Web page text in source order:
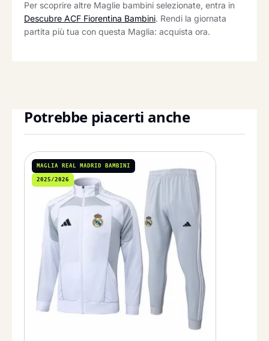
Per scoprire altre Maglie bambini selezionate, entra in
Descubre ACF Fiorentina Bambini. Rendi la giornata
partita più tua con questa Maglia: acquista ora.
Potrebbe piacerti anche
MAGLIA REAL MADRID BAMBINI
2025/2026